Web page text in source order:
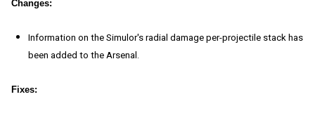
Changes:
Information on the Simulor's radial damage per-projectile stack has
been added to the Arsenal.
Fixes: